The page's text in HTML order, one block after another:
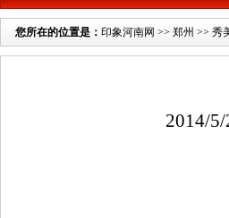
您所在的位置是： 印象河南网 >> 郑州 >> 秀
2014/